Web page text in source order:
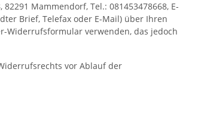
Mammendorf, Tel.: 081453478668, E-
Brief, Telefax oder E-Mail) über Ihren
Widerrufsformular verwenden, das jedoch
vor Ablauf der